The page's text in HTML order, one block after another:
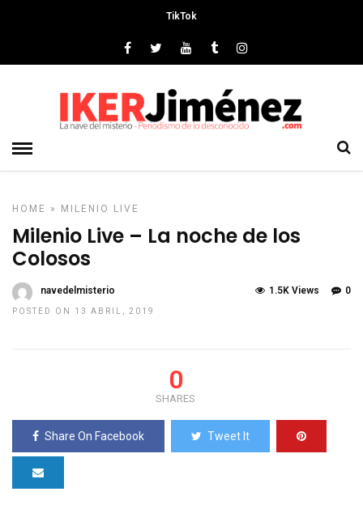
TikTok
HOME » MILENIO LIVE
Milenio Live – La noche de los
Colosos
navedelmisterio
POSTED ON 13 ABRIL, 2019
0
1.5K Views
0
SHARES
Share On Facebook Tweet It